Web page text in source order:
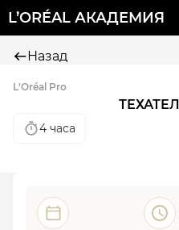
L’ORÉAL АКАДЕМИЯ
Назад
L'Oréal Pro
4 часа